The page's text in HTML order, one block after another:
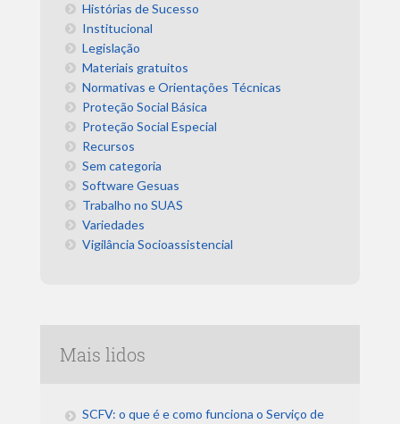
Histórias de Sucesso
Institucional
Legislação
Materiais gratuitos
Normativas e Orientações Técnicas
Proteção Social Básica
Proteção Social Especial
Recursos
Sem categoria
Software Gesuas
Trabalho no SUAS
Variedades
Vigilância Socioassistencial
Mais lidos
SCFV: o que é e como funciona o Serviço de